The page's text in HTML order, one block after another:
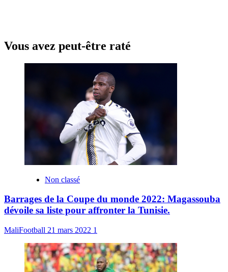
Vous avez peut-être raté
Non classé
Barrages de la Coupe du monde 2022: Magassouba
dévoile sa liste pour affronter la Tunisie.
MaliFootball 21 mars 2022 1